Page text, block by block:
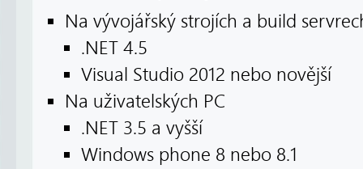
Na vývojářský strojích a build
.NET 4.5
Visual Studio 2012 nebo novější
Na uživatelských PC
.NET 3.5 a vyšší
Windows phone 8 nebo 8.1